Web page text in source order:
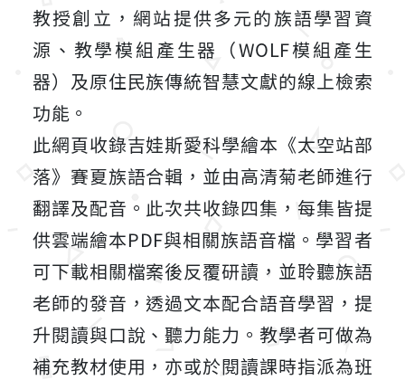
教授創立，網站提供多元的族語學習資
源、教學模組產生器（WOLF模組產生
器）及原住民族傳統智慧文獻的線上檢索
功能。
此網頁收錄吉娃斯愛科學繪本《太空站部
落》賽夏族語合輯，並由高清菊老師進行
翻譯及配音。此次共收錄四集，每集皆提
供雲端繪本PDF與相關族語音檔。學習者
可下載相關檔案後反覆研讀，並聆聽族語
老師的發音，透過文本配合語音學習，提
升閱讀與口說、聽力能力。教學者可做為
補充教材使用，亦或於閱讀課時指派為班